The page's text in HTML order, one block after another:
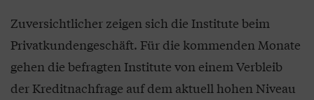
Zuversichtlicher zeigen sich die Institute beim
Privatkundengeschäft. Für die kommenden Monate
gehen die befragten Institute von einem Verbleib
der Kreditnachfrage auf dem aktuell hohen Niveau